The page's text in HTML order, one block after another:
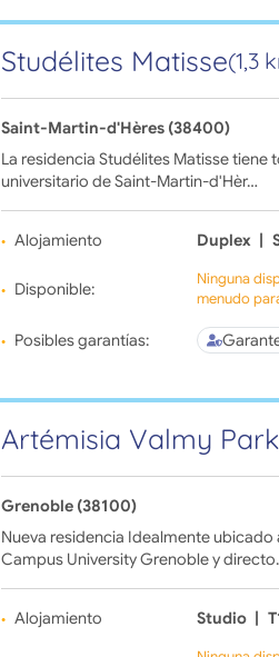
Studélites Matisse(1,3
Saint-Martin-d'Hères (38400)
La residencia Studélites Matisse
universitario de Saint-Martin-d'Hèr…
Alojamiento Duplex |
Disponible:
Ninguna
menudo
Posibles garantías:
Artémisia Valmy Park
Grenoble (38100)
Nueva residencia Idealmente ubicado
Campus University Grenoble y
Alojamiento Studio |